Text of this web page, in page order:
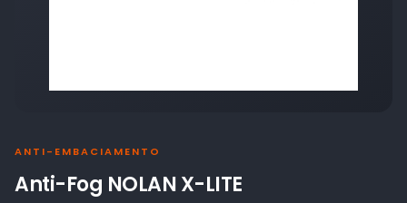
ANTI-EMBACIAMENTO
Anti-Fog NOLAN X-LITE